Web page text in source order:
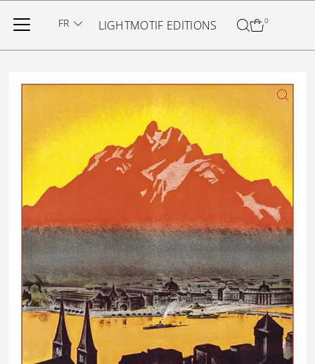
Ignorer et passer au contenu
LIGHTMOTIF EDITIONS 0
FR